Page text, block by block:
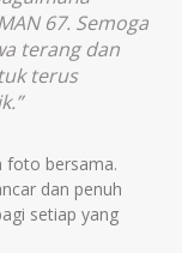
67. Semoga
terang dan
terus
foto bersama.
dan penuh
setiap yang